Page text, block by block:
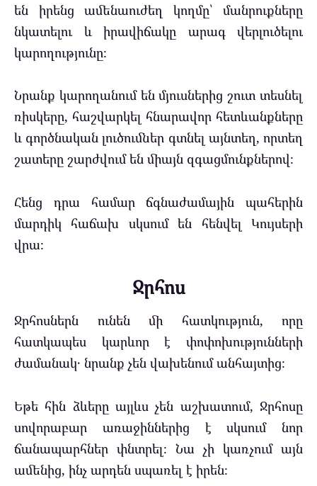
են իրենց ամենաուժեղ կողմը՝ մանրուքները
նկատելու և իրավիճակը արագ վերլուծելու
կարողությունը։
Նրանք կարողանում են մյուսներից շուտ տեսնել
ռիսկերը, հաշվարկել հնարավոր հետևանքները
և գործնական լուծումներ գտնել այնտեղ, որտեղ
շատերը շարժվում են միայն զգացմունքներով։
Հենց դրա համար ճգնաժամային պահերին
մարդիկ հաճախ սկսում են հենվել Կույսերի
վրա։
Ջրհոս
Ջրհոսներն ունեն մի հատկություն, որը
հատկապես կարևոր է փոփոխությունների
ժամանակ․ նրանք չեն վախենում անհայտից։
Եթե հին ձևերը այլևս չեն աշխատում, Ջրհոսը
սովորաբար առաջիններից է սկսում նոր
ճանապարհներ փնտրել։ Նա չի կառչում այն
ամենից, ինչ արդեն սպառել է իրեն։